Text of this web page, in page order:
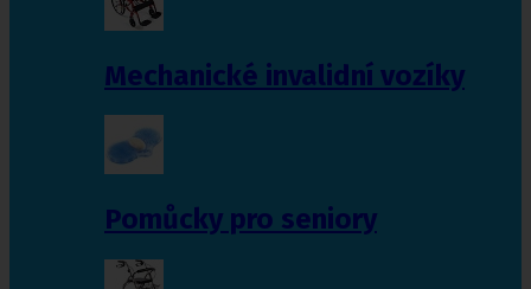
Mechanické invalidní vozíky
Pomůcky pro seniory